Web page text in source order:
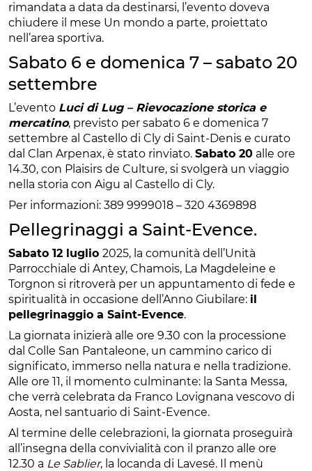
rimandata a data da destinarsi, l’evento doveva
chiudere il mese Un mondo a parte, proiettato
nell’area sportiva.
Sabato 6 e domenica 7 – sabato 20
settembre
L’evento Luci di Lug – Rievocazione storica e
mercatino, previsto per sabato 6 e domenica 7
settembre al Castello di Cly di Saint-Denis e curato
dal Clan Arpenax, è stato rinviato. Sabato 20 alle ore
14.30, con Plaisirs de Culture, si svolgerà un viaggio
nella storia con Aigu al Castello di Cly.
Per informazioni: 389 9999018 – 320 4369898
Pellegrinaggi a Saint-Evence.
Sabato 12 luglio 2025, la comunità dell’Unità
Parrocchiale di Antey, Chamois, La Magdeleine e
Torgnon si ritroverà per un appuntamento di fede e
spiritualità in occasione dell’Anno Giubilare: il
pellegrinaggio a Saint-Evence.
La giornata inizierà alle ore 9.30 con la processione
dal Colle San Pantaleone, un cammino carico di
significato, immerso nella natura e nella tradizione.
Alle ore 11, il momento culminante: la Santa Messa,
che verrà celebrata da Franco Lovignana vescovo di
Aosta, nel santuario di Saint-Evence.
Al termine delle celebrazioni, la giornata proseguirà
all’insegna della convivialità con il pranzo alle ore
12.30 a Le Sablier, la locanda di Lavesé. Il menù